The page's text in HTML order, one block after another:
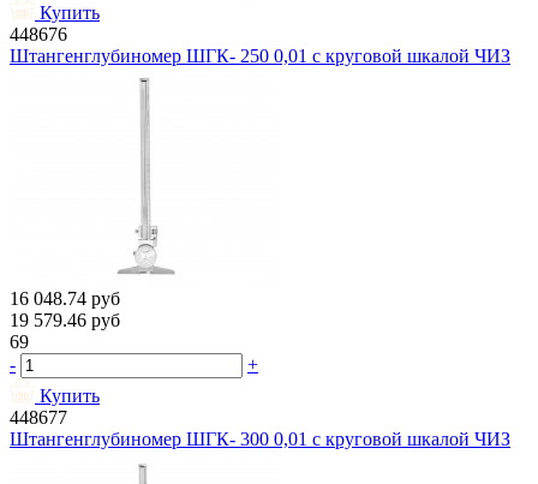
Купить
448676
Штангенглубиномер ШГК- 250 0,01 с круговой шкалой ЧИЗ
16 048.74 руб
19 579.46 руб
69
-
+
Купить
448677
Штангенглубиномер ШГК- 300 0,01 с круговой шкалой ЧИЗ